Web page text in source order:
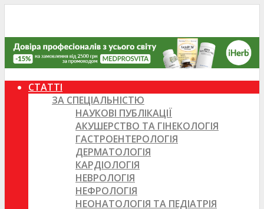
СТАТТІ
ЗА СПЕЦІАЛЬНІСТЮ
НАУКОВІ ПУБЛІКАЦІЇ
АКУШЕРСТВО ТА ГІНЕКОЛОГІЯ
ГАСТРОЕНТЕРОЛОГІЯ
ДЕРМАТОЛОГІЯ
КАРДІОЛОГІЯ
НЕВРОЛОГІЯ
НЕФРОЛОГІЯ
НЕОНАТОЛОГІЯ ТА ПЕДІАТРІЯ